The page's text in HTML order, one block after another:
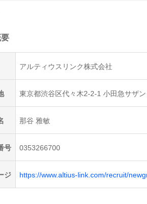
アルティウスリンク株式会社
東京都渋谷区代々木2-2-1 小田急サザ
那谷 雅敏
号 0353266700
ジ https://www.altius-link.com/recruit/